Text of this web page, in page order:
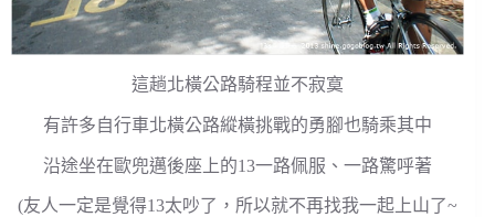
這趟北橫公路騎程並不寂寞
有許多自行車北橫公路縱橫挑戰的勇腳也騎乘其中
沿途坐在歐兜邁後座上的13一路佩服、一路驚呼著
(友人一定是覺得13太吵了，所以就不再找我一起上山了~